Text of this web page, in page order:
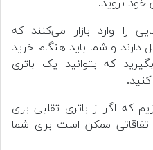
خود بروید.
را وارد بازار می‌کنند که
دارند و شما باید هنگام خرید
که بتوانید یک باتری
که اگر از باتری تقلبی برای
ممکن است برای شما